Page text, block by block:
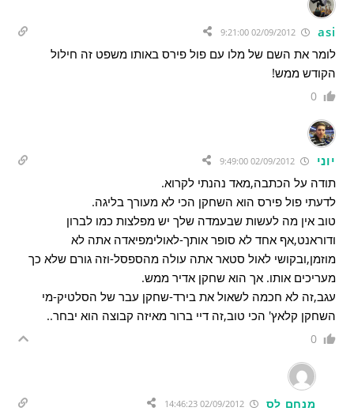
asi
לומר את השם של מלו עם פול פירס באותו משפט זה חילול
הקודש ממש!
0
יוני 02/09/2012 9:49:00
תודה על הכתבה,מאד נהנתי לקרוא.
לדעתי פול פירס הוא השחקן הכי לא מעורך בליגה.
טוב אין מה לעשות שבעמדה שלך יש מפלצות כמו לברון
ודוראנט,אף אחד לא סופר אותך-לאולימפיאדה אתה לא
מוזמן,ובקושי לאול סטאר אתה עולה מהספסל-וזה גורם שלא כך
מעריכים אותו. אך הוא שחקן אדיר ממש.
עגב,זה לא חכמה לשאול את בירד-שחקן עבר של הסלטיק-מי
השחקן קלאץ' הכי טוב,זה דיי ברור מאיזה קבוצה הוא יבחר..
0
מנחם לס 02/09/2012 14:46:23